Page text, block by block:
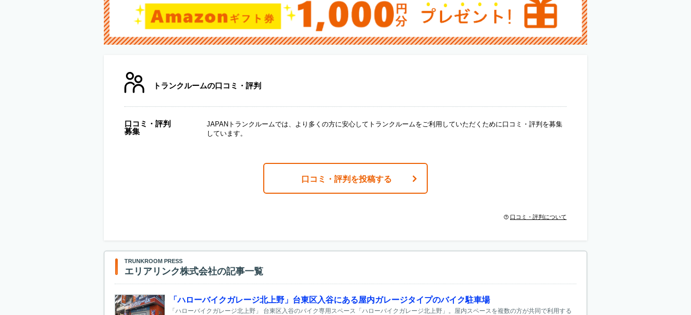
トランクルームの口コミ・評判
口コミ・評判
募集
JAPANトランクルームでは、より多くの方に安心してトランクルームをご利用していただくために口コミ・評判を募集
しています。
口コミ・評判を投稿する
口コミ・評判について
TRUNKROOM PRESS
エリアリンク株式会社の記事一覧
「ハローバイクガレージ北上野」台東区入谷にある屋内ガレージタイプのバイク駐車場
「ハローバイクガレージ北上野」 台東区入谷のバイク専用スペース「ハローバイクガレージ北上野」。屋内スペースを複数の方が共同で利用する